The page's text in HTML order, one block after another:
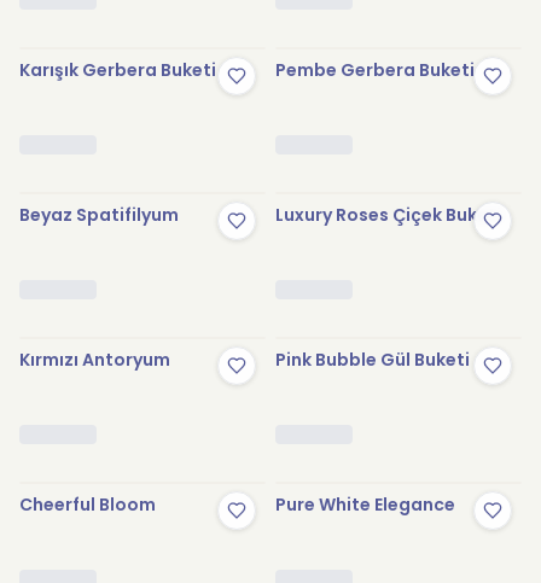
Karışık Gerbera Buketi Pembe Gerbera Buketi
Beyaz Spatifilyum Luxury Roses Çiçek Buketi
Kırmızı Antoryum Pink Bubble Gül Buketi
Cheerful Bloom Pure White Elegance